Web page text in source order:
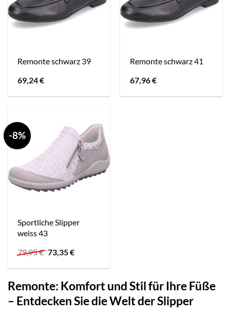
Remonte schwarz 39
69,24€
Remonte schwarz 41
67,96€
-8%
Sportliche Slipper
weiss 43
79,95€ Ursprünglicher
war:
73,35€Aktueller
ist:
Remonte: Komfort und Stil für Ihre Füße
– Entdecken Sie die Welt der Slipper